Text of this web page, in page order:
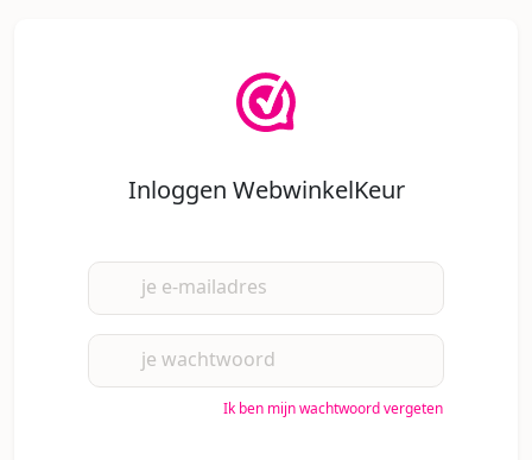
Inloggen WebwinkelKeur
je e-mailadres
je wachtwoord
Ik ben mijn wachtwoord vergeten